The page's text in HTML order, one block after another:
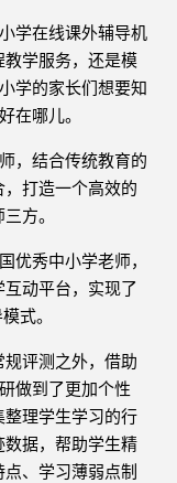
学在线课外辅导机
学服务，还是模
学的家长们想要知
在哪儿。
，结合传统教育的
打造一个高效的
方。
优秀中小学老师，
动平台，实现了
式。
评测之外，借助
做到了更加个性
理学生学习的行
据，帮助学生精
、学习薄弱点制